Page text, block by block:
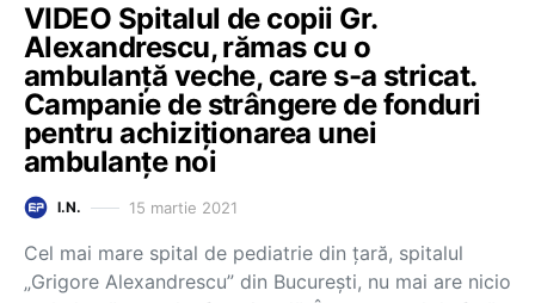
VIDEO Spitalul de copii Gr.
Alexandrescu, rămas cu o
ambulanță veche, care s-a stricat.
Campanie de strângere de fonduri
pentru achiziționarea unei
ambulanțe noi
I.N. 15 martie 2021
Cel mai mare spital de pediatrie din țară, spitalul
„Grigore Alexandrescu” din București, nu mai are nicio